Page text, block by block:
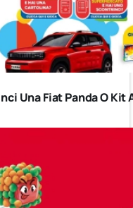
Una Fiat Panda O